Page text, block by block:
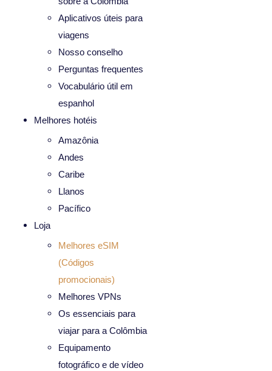
Aplicativos úteis para
viagens
Nosso conselho
Perguntas frequentes
Vocabulário útil em
espanhol
Melhores hotéis
Amazônia
Andes
Caribe
Llanos
Pacífico
Loja
Melhores eSIM
(Códigos
promocionais)
Melhores VPNs
Os essenciais para
viajar para a Colômbia
Equipamento
fotográfico e de vídeo